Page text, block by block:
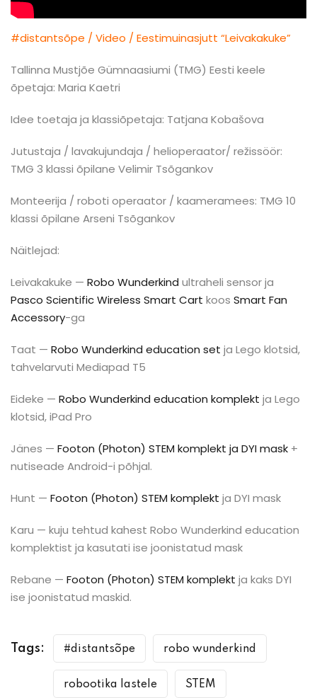
#distantsõpe / Video / Eestimuinasjutt “Leivakakuke”
Tallinna Mustjõe Gümnaasiumi (TMG) Eesti keele
õpetaja: Maria Kaetri
Idee toetaja ja klassiõpetaja: Tatjana Kobašova
Jutustaja / lavakujundaja / helioperaator/ režissöör:
TMG 3 klassi õpilane Velimir Tsõgankov
Monteerija / roboti operaator / kaameramees: TMG 10
klassi õpilane Arseni Tsõgankov
Näitlejad:
Leivakakuke — Robo Wunderkind ultraheli sensor ja
Pasco Scientific Wireless Smart Cart koos Smart Fan
Accessory-ga
Taat — Robo Wunderkind education set ja Lego klotsid,
tahvelarvuti Mediapad T5
Eideke — Robo Wunderkind education komplekt ja Lego
klotsid, iPad Pro
Jänes — Footon (Photon) STEM komplekt ja DYI mask +
nutiseade Android-i põhjal.
Hunt — Footon (Photon) STEM komplekt ja DYI mask
Karu — kuju tehtud kahest Robo Wunderkind education
komplektist ja kasutati ise joonistatud mask
Rebane — Footon (Photon) STEM komplekt ja kaks DYI
ise joonistatud maskid.
Tags: #distantsõpe robo wunderkind
robootika lastele STEM